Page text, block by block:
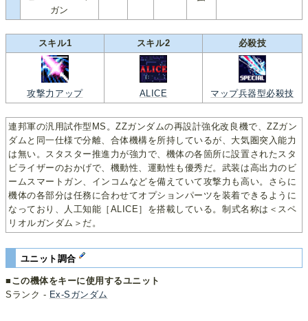
ガン
スキル1 スキル2 必殺技
攻撃力アップ ALICE マップ兵器型必殺技
連邦軍の汎用試作型MS。ZZガンダムの再設計強化改良機で、ZZガン
ダムと同一仕様で分離、合体機構を所持しているが、大気圏突入能力
は無い。スタスター推進力が強力で、機体の各箇所に設置されたスタ
ビライザーのおかげで、機動性、運動性も優秀だ。武装は高出力のビ
ームスマートガン、インコムなどを備えていて攻撃力も高い。さらに
機体の各部分は任務に合わせてオプションパーツを装着できるように
なっており、人工知能［ALICE］を搭載している。制式名称は＜スペ
リオルガンダム＞だ。
ユニット調合
■この機体をキーに使用するユニット
Sランク - Ex-Sガンダム